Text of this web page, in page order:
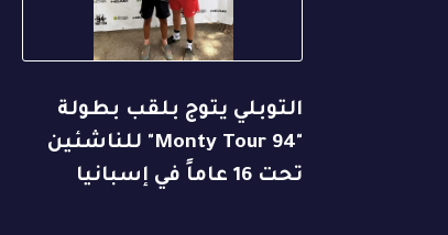
التوبلي يتوج بلقب بطولة
"94 Monty Tour" للناشئين
تحت 16 عاماً في إسبانيا